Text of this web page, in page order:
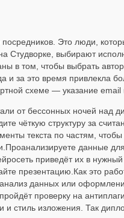
Это люди,
Студворке, выбирают
в том, чтобы выбрать
за это время привлекла
схеме — указание
от бессонных ночей над
чёткую структуру за
текста по частям,
данные
приведёт их в
презентацию.Как это
анализ данных или
проверку на
и стиль изложения. Так